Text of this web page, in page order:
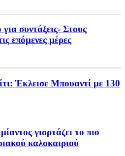
συντάξεις- Στους
επόμενες μέρες
Έκλεισε Μπουαντί με 130
γιορτάζει το πιο
καλοκαιριού